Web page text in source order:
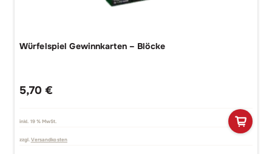
Würfelspiel Gewinnkarten – Blöcke
5,70 €
inkl. 19 % MwSt.
zzgl. Versandkosten